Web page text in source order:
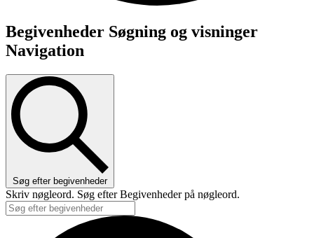
Begivenheder
Begivenheder Søgning og visninger
Navigation
Søg efter begivenheder
Skriv nøgleord. Søg efter Begivenheder på nøgleord.